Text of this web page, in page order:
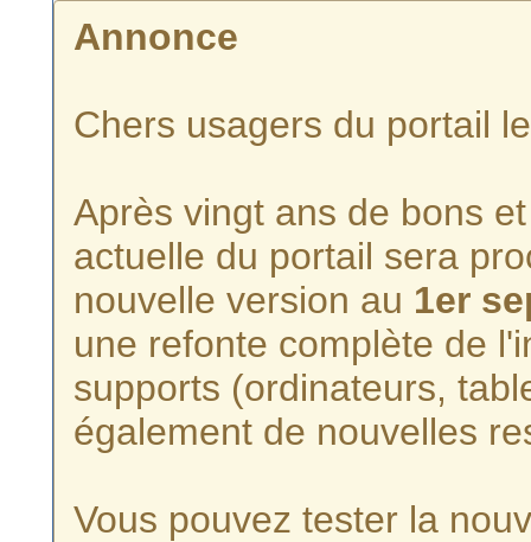
Annonce
Chers usagers du portail
Après vingt ans de bons
actuelle du portail sera
nouvelle version au 1er
une refonte complète de
supports (ordinateurs,
également de nouvelles
Vous pouvez tester la